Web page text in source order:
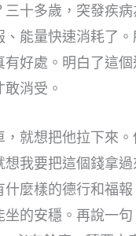
三十多歲，突發疾
、能量快速消耗了
好處。明白了這個
消受。
就想把他拉下來
想我要把這個錢拿
麼樣的德行和福
坐的安穩。再說一